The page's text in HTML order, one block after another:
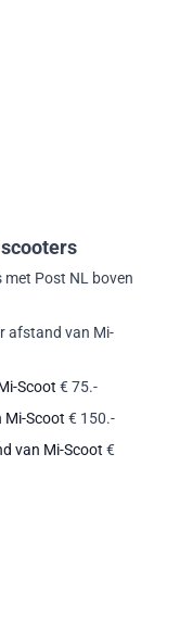
met Post NL boven
afstand van Mi-
Scoot € 75.-
Mi-Scoot € 150.-
van Mi-Scoot €